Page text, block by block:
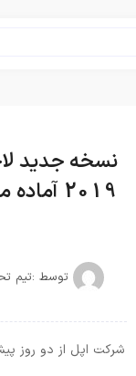
نسخه جدید
2019 آماده می‌شود
توسط :تیم
شرکت اپل از دو روز